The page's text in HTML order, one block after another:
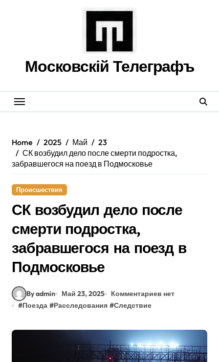
Московскій Телеграфъ
Home 2025 Май
23
СК возбудил дело после смерти подростка,
забравшегося на поезд в Подмосковье
Происшествия
СК возбудил дело после
смерти подростка,
забравшегося на поезд в
Подмосковье
By admin Май 23, 2025
Комментариев нет
#Поезда #Расследования #Следствие